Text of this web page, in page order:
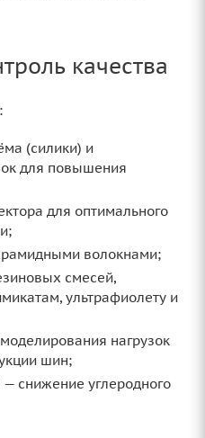
качества
(силики) и
для повышения
для оптимального
волокнами;
смесей,
ультрафиолету и
нагрузок
шин;
снижение углеродного